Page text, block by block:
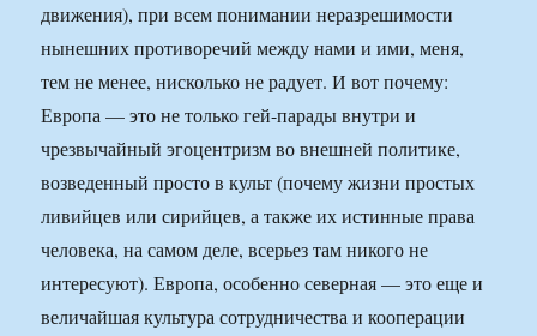
движения), при всем понимании неразрешимости
нынешних противоречий между нами и ими, меня,
тем не менее, нисколько не радует. И вот почему:
Европа — это не только гей-парады внутри и
чрезвычайный эгоцентризм во внешней политике,
возведенный просто в культ (почему жизни простых
ливийцев или сирийцев, а также их истинные права
человека, на самом деле, всерьез там никого не
интересуют). Европа, особенно северная — это еще и
величайшая культура сотрудничества и кооперации